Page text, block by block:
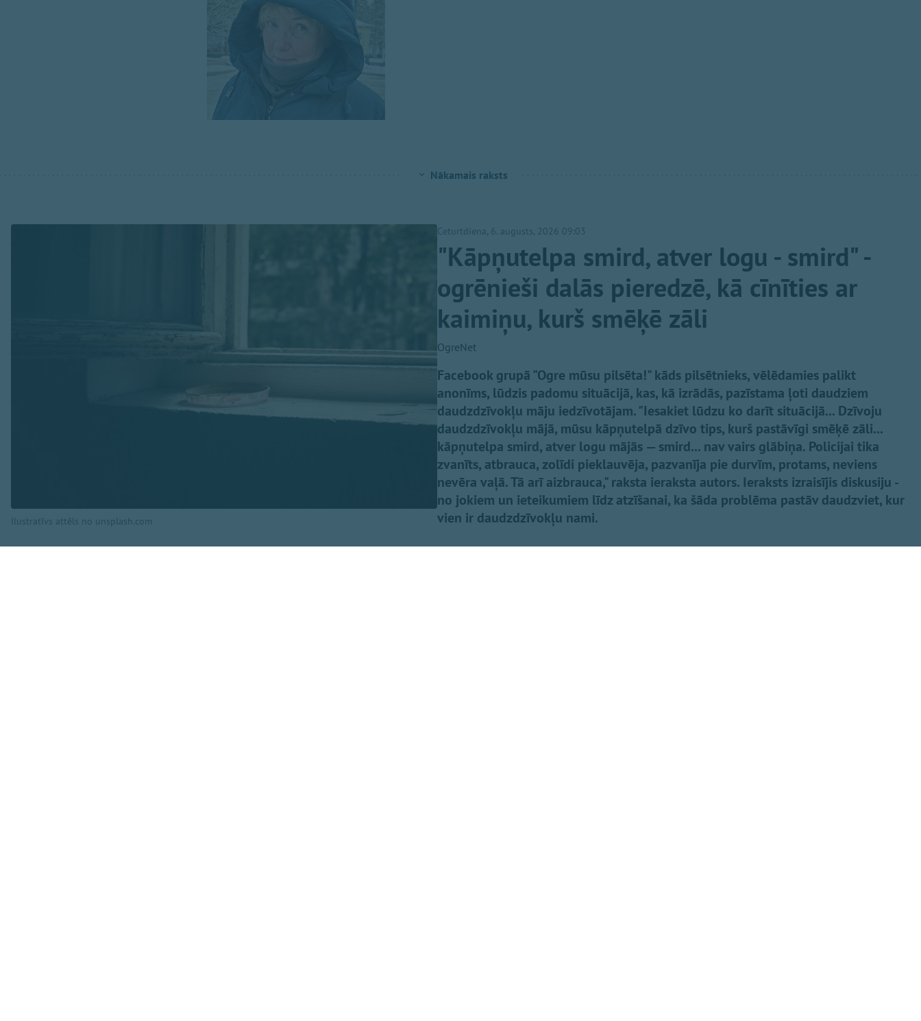
Nākamais raksts
Ilustratīvs attēls no unsplash.com
Ceturtdiena, 6. augusts, 2026 09:03
"Kāpņutelpa smird, atver logu - smird" -
ogrēnieši dalās pieredzē, kā cīnīties ar
kaimiņu, kurš smēķē zāli
OgreNet
Facebook grupā "Ogre mūsu pilsēta!" kāds pilsētnieks, vēlēdamies palikt
anonīms, lūdzis padomu situācijā, kas, kā izrādās, pazīstama ļoti daudziem
daudzdzīvokļu māju iedzīvotājam. "Iesakiet lūdzu ko darīt situācijā... Dzīvoju
daudzdzīvokļu mājā, mūsu kāpņutelpā dzīvo tips, kurš pastāvīgi smēķē zāli...
kāpņutelpa smird, atver logu mājās — smird... nav vairs glābiņa. Policijai tika
zvanīts, atbrauca, zolīdi pieklauvēja, pazvanīja pie durvīm, protams, neviens
nevēra vaļā. Tā arī aizbrauca," raksta ieraksta autors. Ieraksts izraisījis diskusiju -
no jokiem un ieteikumiem līdz atzīšanai, ka šāda problēma pastāv daudzviet, kur
vien ir daudzdzīvokļu nami.